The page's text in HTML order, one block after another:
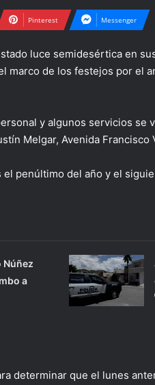
Pinterest Messenger
luce semidesértica en
marco de los festejos por el
y algunos servicios se
Melgar, Avenida Francisco
penúltimo del año y el
Núñez
a
determinar que el lunes